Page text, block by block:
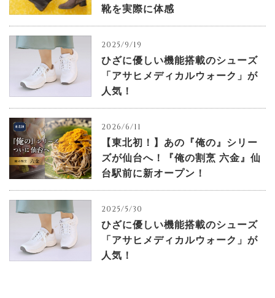
靴を実際に体感
2025/9/19
ひざに優しい機能搭載のシューズ
「アサヒメディカルウォーク」が
人気！
2026/6/11
【東北初！】あの『俺の』シリー
ズが仙台へ！『俺の割烹 六金』仙
台駅前に新オープン！
2025/5/30
ひざに優しい機能搭載のシューズ
「アサヒメディカルウォーク」が
人気！